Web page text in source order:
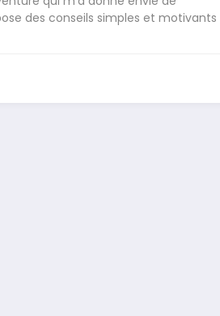
des conseils simples et motivants